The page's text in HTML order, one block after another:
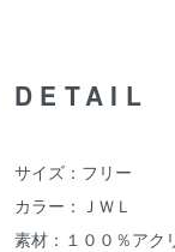
DETAIL
サイズ：フリー
カラー：ＪＷＬ
素材：１００％アク